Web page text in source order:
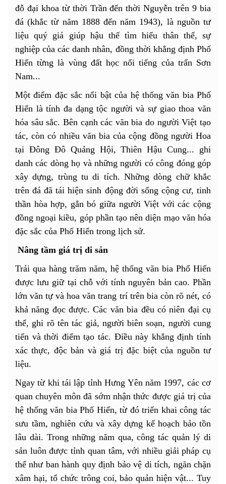
đỗ đại khoa từ thời Trần đến thời Nguyễn trên 9 bia
đá (khắc từ năm 1888 đến năm 1943), là nguồn tư
liệu quý giá giúp hậu thế tìm hiểu thân thế, sự
nghiệp của các danh nhân, đồng thời khẳng định Phố
Hiến từng là vùng đất học nổi tiếng của trấn Sơn
Nam...
Một điểm đặc sắc nổi bật của hệ thống văn bia Phố
Hiến là tính đa dạng tộc người và sự giao thoa văn
hóa sâu sắc. Bên cạnh các văn bia do người Việt tạo
tác, còn có nhiều văn bia của cộng đồng người Hoa
tại Đông Đô Quảng Hội, Thiên Hậu Cung... ghi
danh các dòng họ và những người có công đóng góp
xây dựng, trùng tu di tích. Những dòng chữ khắc
trên đá đã tái hiện sinh động đời sống cộng cư, tinh
thần hòa hợp, gắn bó giữa người Việt với các cộng
đồng ngoại kiều, góp phần tạo nên diện mạo văn hóa
đặc sắc của Phố Hiến trong lịch sử.
Nâng tầm giá trị di sản
Trải qua hàng trăm năm, hệ thống văn bia Phố Hiến
được lưu giữ tại chỗ với tính nguyên bản cao. Phần
lớn văn tự và hoa văn trang trí trên bia còn rõ nét, có
khả năng đọc được. Các văn bia đều có niên đại cụ
thể, ghi rõ tên tác giả, người biên soạn, người cung
tiến và thời điểm tạo tác. Điều này khẳng định tính
xác thực, độc bản và giá trị đặc biệt của nguồn tư
liệu.
Ngay từ khi tái lập tỉnh Hưng Yên năm 1997, các cơ
quan chuyên môn đã sớm nhận thức được giá trị của
hệ thống văn bia Phố Hiến, từ đó triển khai công tác
sưu tầm, nghiên cứu và xây dựng kế hoạch bảo tồn
lâu dài. Trong những năm qua, công tác quản lý di
sản luôn được tỉnh quan tâm, với nhiều giải pháp cụ
thể như ban hành quy định bảo vệ di tích, ngăn chặn
xâm hại, tổ chức trông coi, bảo quản hiện vật... Tuy